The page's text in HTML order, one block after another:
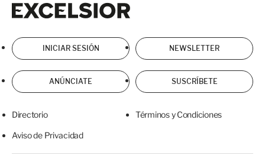
INICIAR SESIÓN NEWSLETTER
ANÚNCIATE SUSCRÍBETE
Directorio Términos y Condiciones
Aviso de Privacidad